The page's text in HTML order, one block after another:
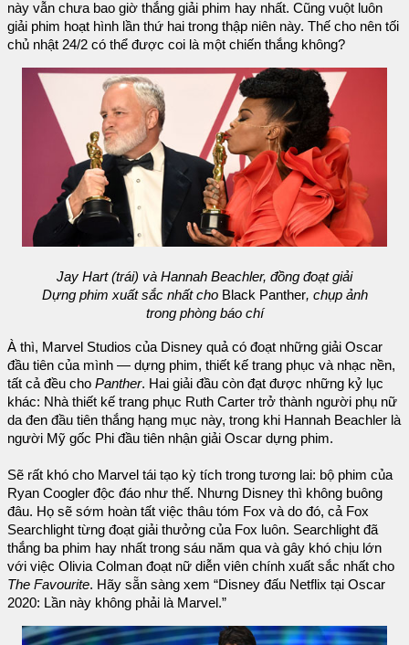
này vẫn chưa bao giờ thắng giải phim hay nhất. Cũng vuột luôn
giải phim hoạt hình lần thứ hai trong thập niên này. Thế cho nên tối
chủ nhật 24/2 có thể được coi là một chiến thắng không?
Jay Hart (trái) và Hannah Beachler, đồng đoạt giải
Dựng phim xuất sắc nhất choBlack Panther, chụp ảnh
trong phòng báo chí
À thì, Marvel Studios của Disney quả có đoạt những giải Oscar
đầu tiên của mình — dựng phim, thiết kế trang phục và nhạc nền,
tất cả đều cho Panther. Hai giải đầu còn đạt được những kỷ lục
khác: Nhà thiết kế trang phục Ruth Carter trở thành người phụ nữ
da đen đầu tiên thắng hạng mục này, trong khi Hannah Beachler là
người Mỹ gốc Phi đầu tiên nhận giải Oscar dựng phim.
Sẽ rất khó cho Marvel tái tạo kỳ tích trong tương lai: bộ phim của
Ryan Coogler độc đáo như thế. Nhưng Disney thì không buông
đâu. Họ sẽ sớm hoàn tất việc thâu tóm Fox và do đó, cả Fox
Searchlight từng đoạt giải thưởng của Fox luôn. Searchlight đã
thắng ba phim hay nhất trong sáu năm qua và gây khó chịu lớn
với việc Olivia Colman đoạt nữ diễn viên chính xuất sắc nhất cho
The Favourite. Hãy sẵn sàng xem “Disney đấu Netflix tại Oscar
2020: Lần này không phải là Marvel.”